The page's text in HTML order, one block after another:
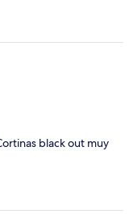
black out muy